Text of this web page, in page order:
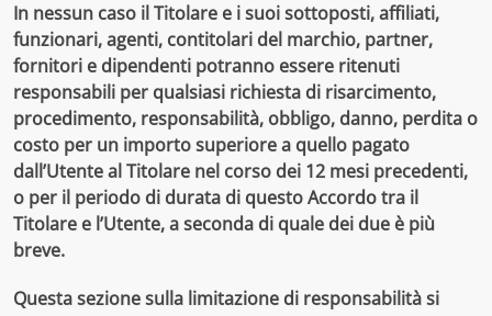
In nessun caso il Titolare e i suoi sottoposti, affiliati,
funzionari, agenti, contitolari del marchio, partner,
fornitori e dipendenti potranno essere ritenuti
responsabili per qualsiasi richiesta di risarcimento,
procedimento, responsabilità, obbligo, danno, perdita o
costo per un importo superiore a quello pagato
dall’Utente al Titolare nel corso dei 12 mesi precedenti,
o per il periodo di durata di questo Accordo tra il
Titolare e l’Utente, a seconda di quale dei due è più
breve.
Questa sezione sulla limitazione di responsabilità si